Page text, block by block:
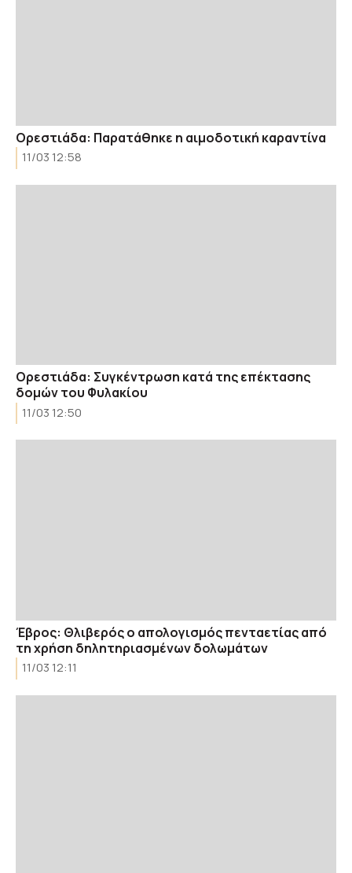
Ορεστιάδα: Παρατάθηκε η αιμοδοτική καραντίνα
11/03 12:58
Ορεστιάδα: Συγκέντρωση κατά της επέκτασης
δομών του Φυλακίου
11/03 12:50
Έβρος: Θλιβερός ο απολογισμός πενταετίας από
τη χρήση δηλητηριασμένων δολωμάτων
11/03 12:11